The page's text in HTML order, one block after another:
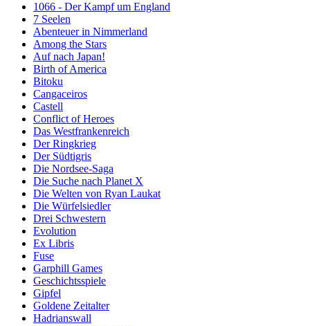
1066 - Der Kampf um England
7 Seelen
Abenteuer in Nimmerland
Among the Stars
Auf nach Japan!
Birth of America
Bitoku
Cangaceiros
Castell
Conflict of Heroes
Das Westfrankenreich
Der Ringkrieg
Der Südtigris
Die Nordsee-Saga
Die Suche nach Planet X
Die Welten von Ryan Laukat
Die Würfelsiedler
Drei Schwestern
Evolution
Ex Libris
Fuse
Garphill Games
Geschichtsspiele
Gipfel
Goldene Zeitalter
Hadrianswall